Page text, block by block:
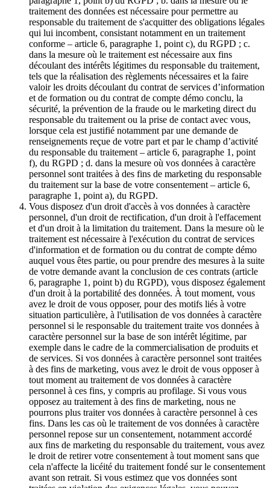
traitement des données est nécessaire pour permettre au
responsable du traitement de s'acquitter des obligations légales
qui lui incombent, consistant notamment en un traitement
conforme – article 6, paragraphe 1, point c), du RGPD ; c.
dans la mesure où le traitement est nécessaire aux fins
découlant des intérêts légitimes du responsable du traitement,
tels que la réalisation des règlements nécessaires et la faire
valoir les droits découlant du contrat de services d’information
et de formation ou du contrat de compte démo conclu, la
sécurité, la prévention de la fraude ou le marketing direct du
responsable du traitement ou la prise de contact avec vous,
lorsque cela est justifié notamment par une demande de
renseignements reçue de votre part et par le champ d’activité
du responsable du traitement – article 6, paragraphe 1, point
f), du RGPD ; d. dans la mesure où vos données à caractère
personnel sont traitées à des fins de marketing du responsable
du traitement sur la base de votre consentement – article 6,
paragraphe 1, point a), du RGPD.
Vous disposez d'un droit d'accès à vos données à caractère
personnel, d'un droit de rectification, d'un droit à l'effacement
et d'un droit à la limitation du traitement. Dans la mesure où le
traitement est nécessaire à l'exécution du contrat de services
d'information et de formation ou du contrat de compte démo
auquel vous êtes partie, ou pour prendre des mesures à la suite
de votre demande avant la conclusion de ces contrats (article
6, paragraphe 1, point b) du RGPD), vous disposez également
d'un droit à la portabilité des données. À tout moment, vous
avez le droit de vous opposer, pour des motifs liés à votre
situation particulière, à l'utilisation de vos données à caractère
personnel si le responsable du traitement traite vos données à
caractère personnel sur la base de son intérêt légitime, par
exemple dans le cadre de la commercialisation de produits et
de services. Si vos données à caractère personnel sont traitées
à des fins de marketing, vous avez le droit de vous opposer à
tout moment au traitement de vos données à caractère
personnel à ces fins, y compris au profilage. Si vous vous
opposez au traitement à des fins de marketing, nous ne
pourrons plus traiter vos données à caractère personnel à ces
fins. Dans les cas où le traitement de vos données à caractère
personnel repose sur un consentement, notamment accordé
aux fins de marketing du responsable du traitement, vous avez
le droit de retirer votre consentement à tout moment sans que
cela n'affecte la licéité du traitement fondé sur le consentement
avant son retrait. Si vous estimez que vos données sont